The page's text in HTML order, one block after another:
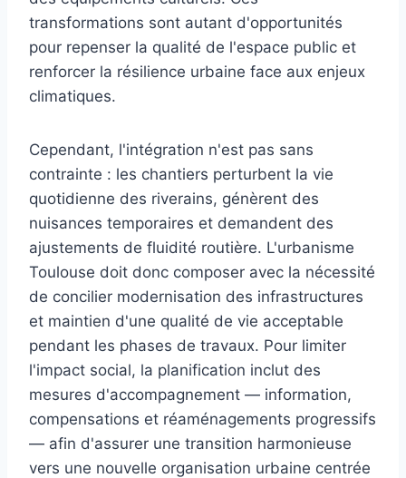
transformations sont autant d'opportunités
pour repenser la qualité de l'espace public et
renforcer la résilience urbaine face aux enjeux
climatiques.
Cependant, l'intégration n'est pas sans
contrainte : les chantiers perturbent la vie
quotidienne des riverains, génèrent des
nuisances temporaires et demandent des
ajustements de fluidité routière. L'urbanisme
Toulouse doit donc composer avec la nécessité
de concilier modernisation des infrastructures
et maintien d'une qualité de vie acceptable
pendant les phases de travaux. Pour limiter
l'impact social, la planification inclut des
mesures d'accompagnement — information,
compensations et réaménagements progressifs
— afin d'assurer une transition harmonieuse
vers une nouvelle organisation urbaine centrée